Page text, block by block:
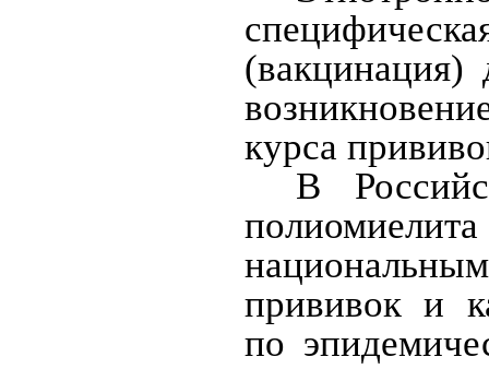
(вакцинация)
курса
В
прививок и
по